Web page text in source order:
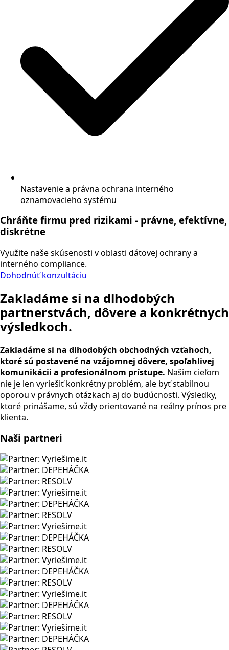
Nastavenie a právna ochrana interného
oznamovacieho systému
Chráňte firmu pred rizikami - právne, efektívne,
diskrétne
Využite naše skúsenosti v oblasti dátovej ochrany a
interného compliance.
Dohodnúť konzultáciu
Zakladáme si na dlhodobých
partnerstvách, dôvere a konkrétnych
výsledkoch.
Zakladáme si na dlhodobých obchodných vzťahoch,
ktoré sú postavené na vzájomnej dôvere, spoľahlivej
komunikácii a profesionálnom prístupe. Našim cieľom
nie je len vyriešiť konkrétny problém, ale byť stabilnou
oporou v právnych otázkach aj do budúcnosti. Výsledky,
ktoré prinášame, sú vždy orientované na reálny prínos pre
klienta.
Naši partneri